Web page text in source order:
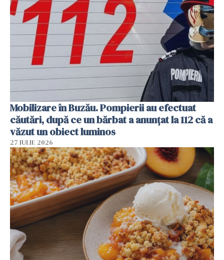
Mobilizare în Buzău. Pompierii au efectuat
căutări, după ce un bărbat a anunțat la 112 că a
văzut un obiect luminos
27 IULIE 2026